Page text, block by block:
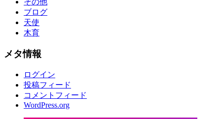
その他
ブログ
天使
木育
メタ情報
ログイン
投稿フィード
コメントフィード
WordPress.org